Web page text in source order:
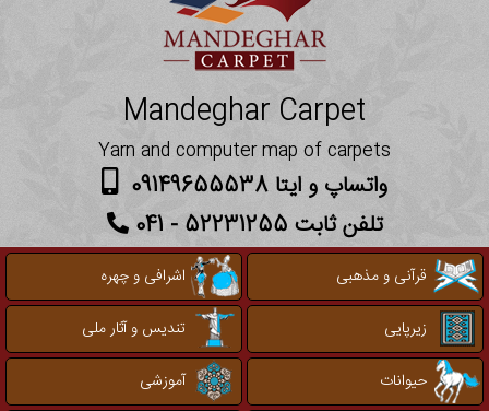
Mandeghar Carpet
Yarn and computer map of carpets
واتساپ و ایتا 09149655538
تلفن ثابت 52231255 - 041
قرآنی و مذهبی
اشرافی و چهره
زیرپایی
تندیس و آثار ملی
حیوانات
آموزشی